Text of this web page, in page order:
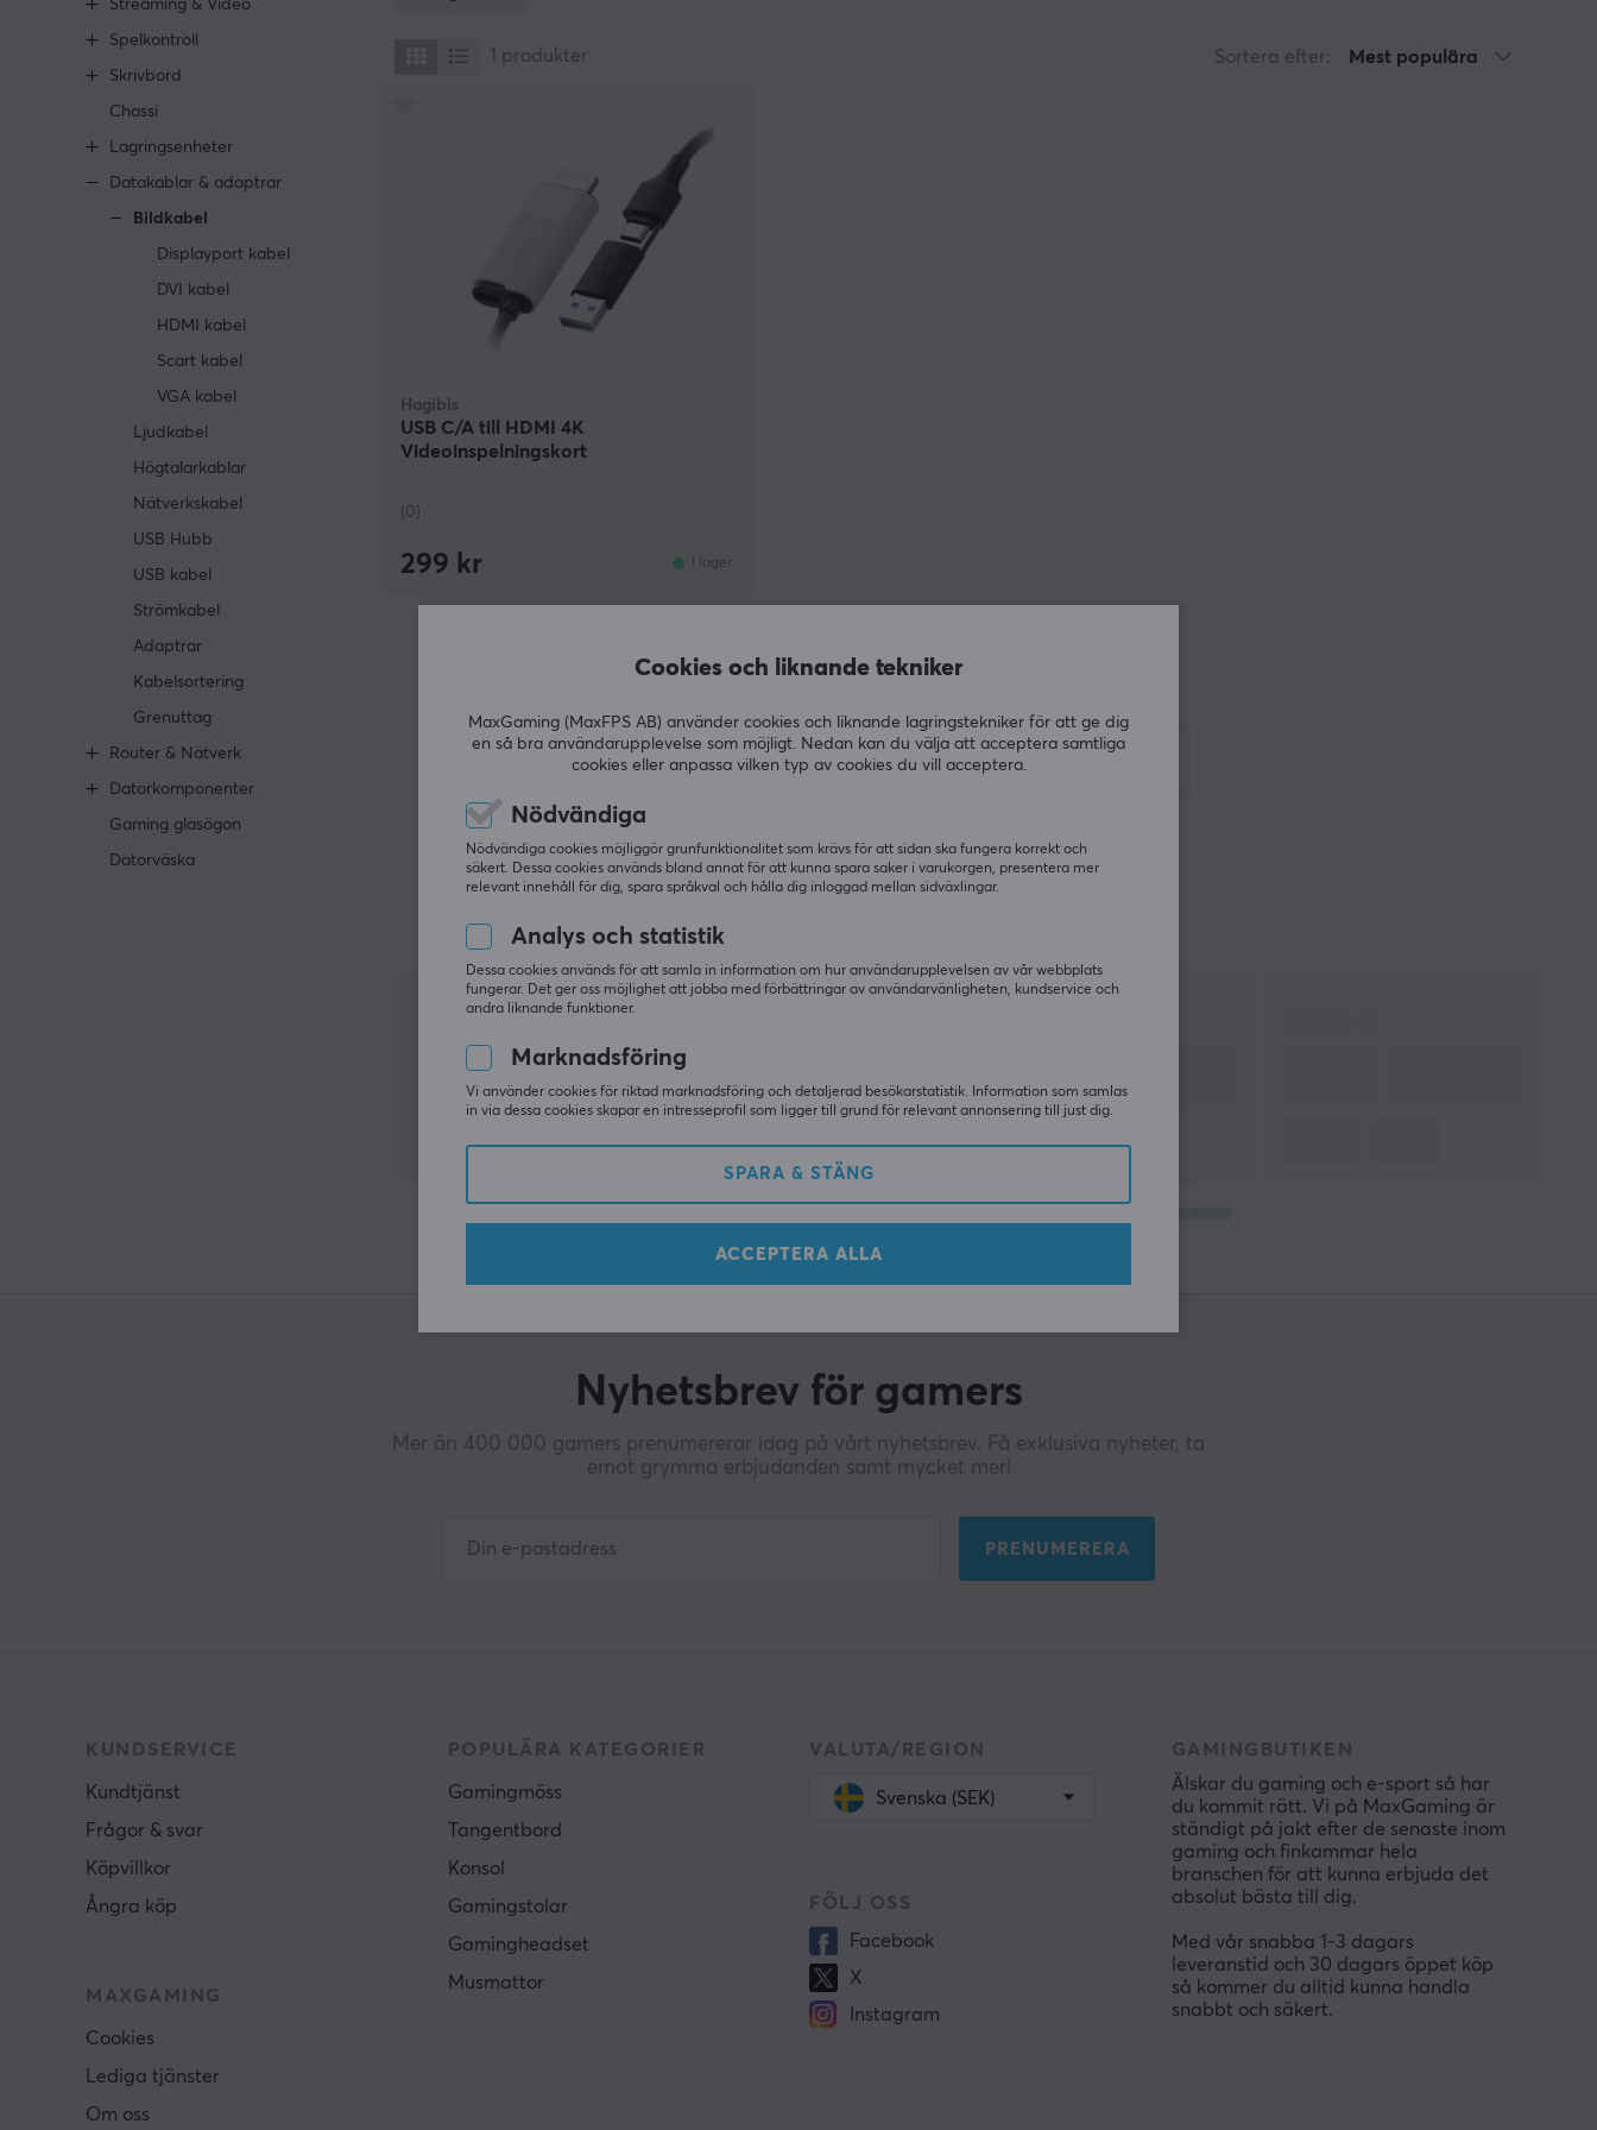
Streaming & Video
Spelkontroll
Skrivbord
Chassi
Lagringsenheter
Datakablar & adaptrar
Bildkabel
Displayport kabel
DVI kabel
HDMI kabel
Scart kabel
VGA kabel
Ljudkabel
Högtalarkablar
Nätverkskabel
USB Hubb
USB kabel
Strömkabel
Adaptrar
Kabelsortering
Grenuttag
Router & Nätverk
Datorkomponenter
Gaming glasögon
Datorväska
kopplar in exempelvis en telefon till TV:n till en DVI kabel som gör att du enkelt kan koppla fler skärmar till en dator.
för en optimal användning. Hos oss på MaxGaming hittar du även smidiga adaptrar som enkelt kopplar ihop med bildkablar
för att de ska kunna användas till många olika enheter.
1 produkter Sortera efter: Mest populära
Hagibis
USB C/A till HDMI 4K
Videoinspelningskort
(0)
299 kr I lager
VISA FLER...
Visar1-1 av1 produkter
Nyhetsbrev för gamers
Mer än 400 000 gamers prenumererar idag på vårt nyhetsbrev. Få exklusiva nyheter, ta
emot grymma erbjudanden samt mycket mer!
PRENUMERERA
KUNDSERVICE
Kundtjänst
Frågor & svar
Köpvillkor
Ångra köp
MAXGAMING
Cookies
Lediga tjänster
Om oss
POPULÄRA KATEGORIER
Gamingmöss
Tangentbord
Konsol
Gamingstolar
Gamingheadset
Musmattor
VALUTA/REGION
Svenska (SEK)
FÖLJ OSS
Facebook
X
Instagram
GAMINGBUTIKEN
Älskar du gaming och e-sport så har
du kommit rätt. Vi på MaxGaming är
ständigt på jakt efter de senaste inom
gaming och finkammar hela
branschen för att kunna erbjuda det
absolut bästa till dig.
Med vår snabba 1-3 dagars
leveranstid och 30 dagars öppet köp
så kommer du alltid kunna handla
snabbt och säkert.
Cookies och liknande tekniker
MaxGaming (MaxFPS AB) använder cookies och liknande lagringstekniker för att ge dig
en så bra användarupplevelse som möjligt. Nedan kan du välja att acceptera samtliga
cookies eller anpassa vilken typ av cookies du vill acceptera.
Nödvändiga
Nödvändiga cookies möjliggör grunfunktionalitet som krävs för att sidan ska fungera korrekt och
säkert. Dessa cookies används bland annat för att kunna spara saker i varukorgen, presentera mer
relevant innehåll för dig, spara språkval och hålla dig inloggad mellan sidväxlingar.
Analys och statistik
Dessa cookies används för att samla in information om hur användarupplevelsen av vår webbplats
fungerar. Det ger oss möjlighet att jobba med förbättringar av användarvänligheten, kundservice och
andra liknande funktioner.
Marknadsföring
Vi använder cookies för riktad marknadsföring och detaljerad besökarstatistik. Information som samlas
in via dessa cookies skapar en intresseprofil som ligger till grund för relevant annonsering till just dig.
SPARA & STÄNG
ACCEPTERA ALLA